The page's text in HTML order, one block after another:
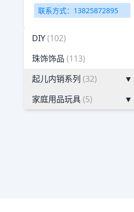
联系方式：13825872895
DIY(102)
珠饰饰品 (113)
起儿内销系列 (32)
▼
家庭用品玩具(5) ▼